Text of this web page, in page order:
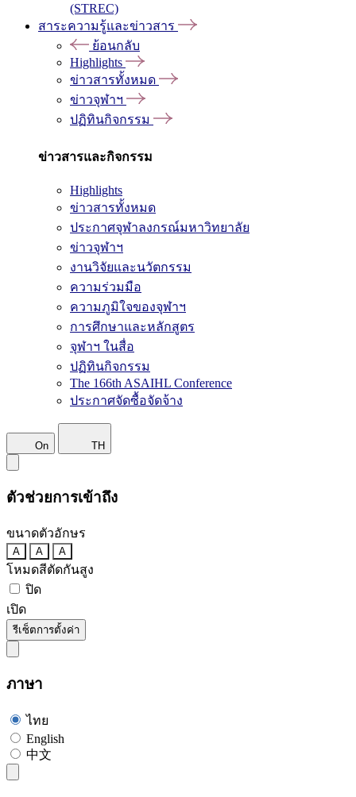
(STREC)
สาระความรู้และข่าวสาร
ย้อนกลับ
Highlights
ข่าวสารทั้งหมด
ข่าวจุฬาฯ
ปฏิทินกิจกรรม
ข่าวสารและกิจกรรม
Highlights
ข่าวสารทั้งหมด
ประกาศจุฬาลงกรณ์มหาวิทยาลัย
ข่าวจุฬาฯ
งานวิจัยและนวัตกรรม
ความร่วมมือ
ความภูมิใจของจุฬาฯ
การศึกษาและหลักสูตร
จุฬาฯ ในสื่อ
ปฏิทินกิจกรรม
The 166th ASAIHL Conference
ประกาศจัดซื้อจัดจ้าง
On TH
ตัวช่วยการเข้าถึง
ขนาดตัวอักษร
A A A
โหมดสีตัดกันสูง
ปิด
เปิด
รีเซ็ตการตั้งค่า
ภาษา
ไทย
English
中文